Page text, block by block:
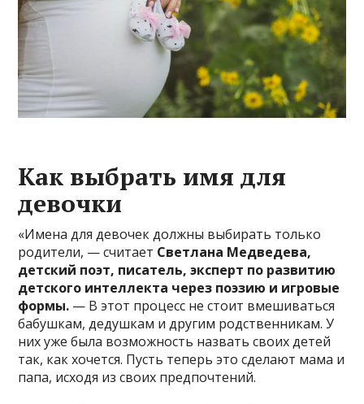
Как выбрать имя для
девочки
«Имена для девочек должны выбирать только
родители, — считает Светлана Медведева,
детский поэт, писатель, эксперт по развитию
детского интеллекта через поэзию и игровые
формы. — В этот процесс не стоит вмешиваться
бабушкам, дедушкам и другим родственникам. У
них уже была возможность назвать своих детей
так, как хочется. Пусть теперь это сделают мама и
папа, исходя из своих предпочтений.